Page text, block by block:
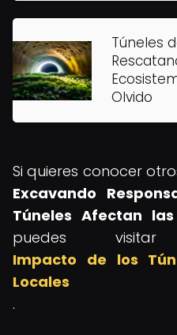
Túneles
Olvido
Si quieres conocer
Excavando
Túneles Afectan
puedes
Impacto de los
Locales
.